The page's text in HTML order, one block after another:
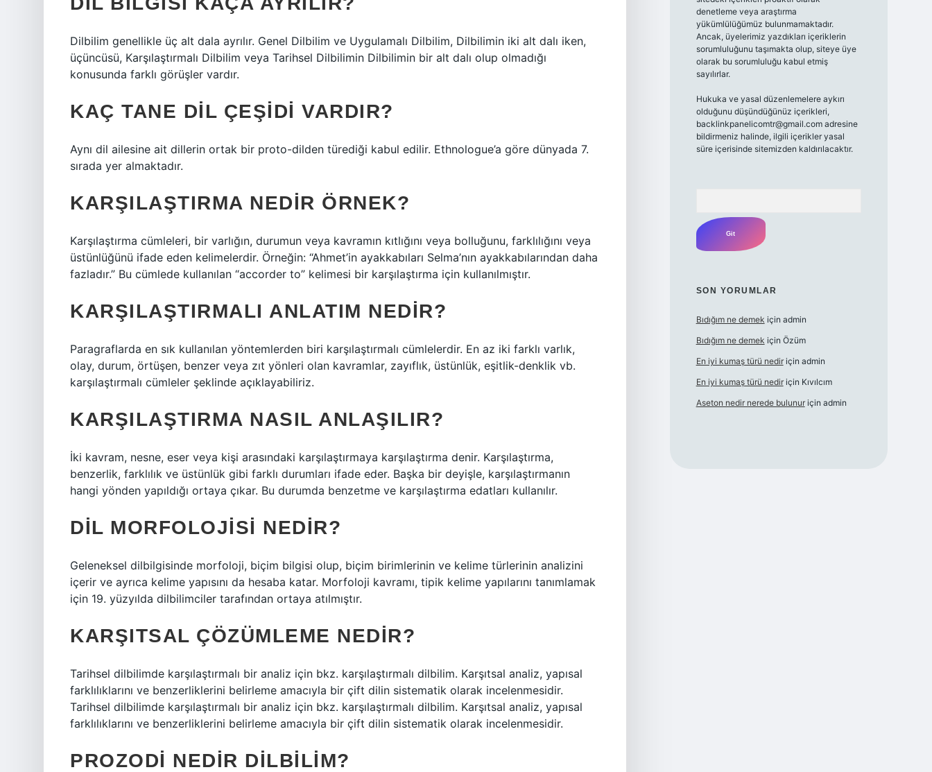
Dilbilim genellikle üç alt dala ayrılır. Genel Dilbilim ve Uygulamalı Dilbilim, Dilbilimin iki alt dalı iken,
üçüncüsü, Karşılaştırmalı Dilbilim veya Tarihsel Dilbilimin Dilbilimin bir alt dalı olup olmadığı
konusunda farklı görüşler vardır.
KAÇ TANE DIL ÇEŞIDI VARDIR?
Aynı dil ailesine ait dillerin ortak bir proto-dilden türediği kabul edilir. Ethnologue’a göre dünyada 7.
sırada yer almaktadır.
KARŞILAŞTIRMA NEDIR ÖRNEK?
Karşılaştırma cümleleri, bir varlığın, durumun veya kavramın kıtlığını veya bolluğunu, farklılığını veya
üstünlüğünü ifade eden kelimelerdir. Örneğin: “Ahmet’in ayakkabıları Selma’nın ayakkabılarından daha
fazladır.” Bu cümlede kullanılan “accorder to” kelimesi bir karşılaştırma için kullanılmıştır.
KARŞILAŞTIRMALI ANLATIM NEDIR?
Paragraflarda en sık kullanılan yöntemlerden biri karşılaştırmalı cümlelerdir. En az iki farklı varlık,
olay, durum, örtüşen, benzer veya zıt yönleri olan kavramlar, zayıflık, üstünlük, eşitlik-denklik vb.
karşılaştırmalı cümleler şeklinde açıklayabiliriz.
KARŞILAŞTIRMA NASIL ANLAŞILIR?
İki kavram, nesne, eser veya kişi arasındaki karşılaştırmaya karşılaştırma denir. Karşılaştırma,
benzerlik, farklılık ve üstünlük gibi farklı durumları ifade eder. Başka bir deyişle, karşılaştırmanın
hangi yönden yapıldığı ortaya çıkar. Bu durumda benzetme ve karşılaştırma edatları kullanılır.
DIL MORFOLOJISI NEDIR?
Geleneksel dilbilgisinde morfoloji, biçim bilgisi olup, biçim birimlerinin ve kelime türlerinin analizini
içerir ve ayrıca kelime yapısını da hesaba katar. Morfoloji kavramı, tipik kelime yapılarını tanımlamak
için 19. yüzyılda dilbilimciler tarafından ortaya atılmıştır.
KARŞITSAL ÇÖZÜMLEME NEDIR?
Tarihsel dilbilimde karşılaştırmalı bir analiz için bkz. karşılaştırmalı dilbilim. Karşıtsal analiz, yapısal
farklılıklarını ve benzerliklerini belirleme amacıyla bir çift dilin sistematik olarak incelenmesidir.
Tarihsel dilbilimde karşılaştırmalı bir analiz için bkz. karşılaştırmalı dilbilim. Karşıtsal analiz, yapısal
farklılıklarını ve benzerliklerini belirleme amacıyla bir çift dilin sistematik olarak incelenmesidir.
PROZODI NEDIR DILBILIM?
denetleme veya araştırma
yükümlülüğümüz bulunmamaktadır.
Ancak, üyelerimiz yazdıkları içeriklerin
sorumluluğunu taşımakta olup, siteye üye
olarak bu sorumluluğu kabul etmiş
sayılırlar.
Hukuka ve yasal düzenlemelere aykırı
olduğunu düşündüğünüz içerikleri,
backlinkpanelicomtr@gmail.comadresine
bildirmeniz halinde, ilgili içerikler yasal
süre içerisinde sitemizden kaldırılacaktır.
SON YORUMLAR
Bıdığım ne demek için admin
Bıdığım ne demek için Özüm
En iyi kumaş türü nediriçin admin
En iyi kumaş türü nediriçin Kıvılcım
Aseton nedir nerede bulunuriçin admin